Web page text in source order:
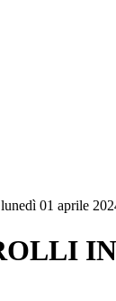
01 aprile